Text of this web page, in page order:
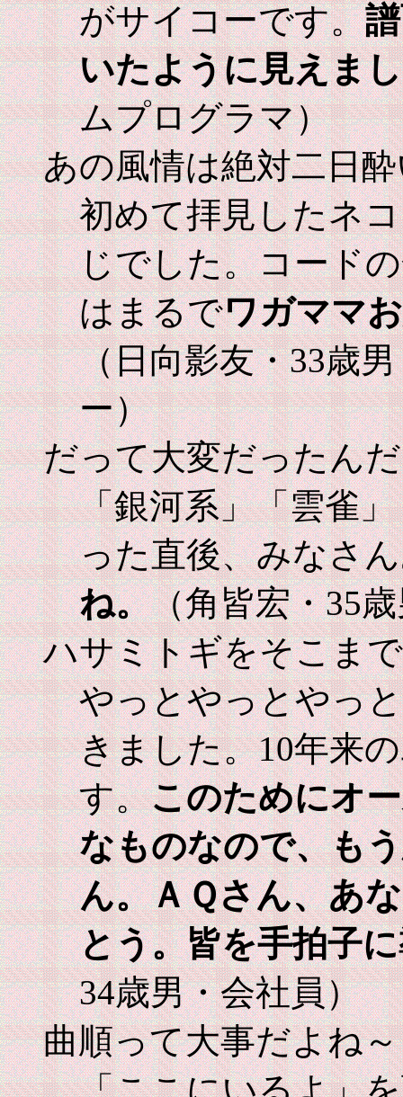
がサイコーです。
いたように見えま
ムプログラマ）
あの風情は絶対二日
初めて拝見したネ
じでした。コード
はまるでワガママ
（日向影友・33歳
ー）
だって大変だったん
「銀河系」「雲雀
った直後、みなさ
ね。（角皆宏・35
ハサミトギをそこま
やっとやっとやっ
きました。10年来
す。このためにオ
なものなので、も
ん。ＡＱさん、あ
とう。皆を手拍子
34歳男・会社員）
曲順って大事だよね～